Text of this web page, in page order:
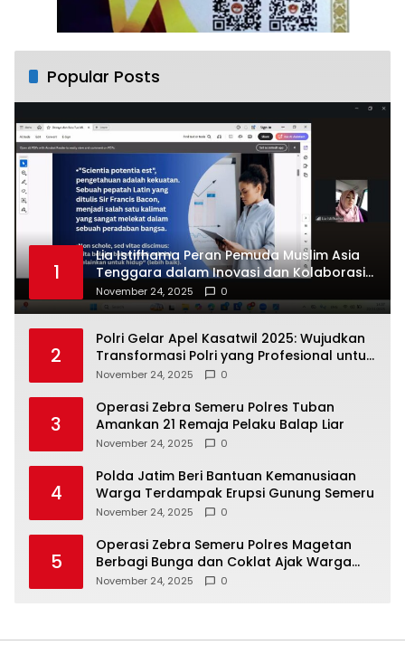
Popular Posts
1
Lia Istifhama Peran Pemuda Muslim Asia
Tenggara dalam Inovasi dan Kolaborasi
Internasional
November 24, 2025 0
2
Polri Gelar Apel Kasatwil 2025: Wujudkan
Transformasi Polri yang Profesional untuk
Masyarakat
November 24, 2025 0
3
Operasi Zebra Semeru Polres Tuban
Amankan 21 Remaja Pelaku Balap Liar
November 24, 2025 0
4
Polda Jatim Beri Bantuan Kemanusiaan
Warga Terdampak Erupsi Gunung Semeru
November 24, 2025 0
5
Operasi Zebra Semeru Polres Magetan
Berbagi Bunga dan Coklat Ajak Warga
Tertib Lalin
November 24, 2025 0